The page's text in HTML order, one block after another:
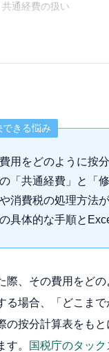
共通経費の扱い
できる悩み
用をどのように按
「共通経費」と「
消費税の処理方法
具体的な手順と
際、その費用をど
る場合、「どこま
の按分計算表をも
す。
国税庁のタック